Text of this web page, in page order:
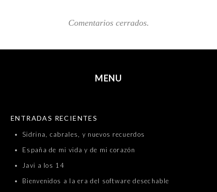
Comentarios cerrados.
MENU
ENTRADAS RECIENTES
Sidrina, cabrales, y nuevos recuerdos
España de mi vida y de mi corazón
Javi a los 14
Bienvenidos a la era del software desechable